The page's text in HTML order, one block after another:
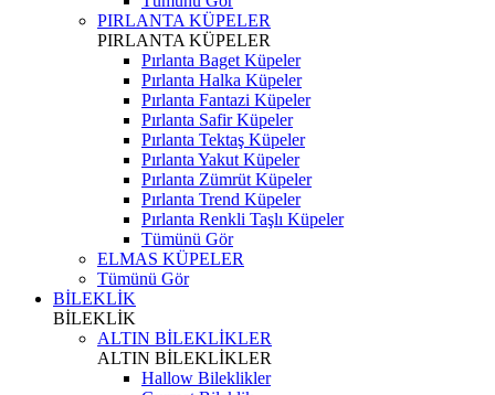
PIRLANTA KÜPELER
PIRLANTA KÜPELER
Pırlanta Baget Küpeler
Pırlanta Halka Küpeler
Pırlanta Fantazi Küpeler
Pırlanta Safir Küpeler
Pırlanta Tektaş Küpeler
Pırlanta Yakut Küpeler
Pırlanta Zümrüt Küpeler
Pırlanta Trend Küpeler
Pırlanta Renkli Taşlı Küpeler
Tümünü Gör
ELMAS KÜPELER
Tümünü Gör
BİLEKLİK
BİLEKLİK
ALTIN BİLEKLİKLER
ALTIN BİLEKLİKLER
Hallow Bileklikler